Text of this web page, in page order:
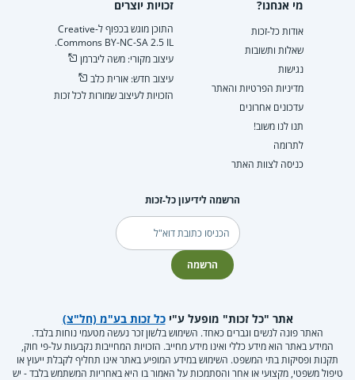
מי אנחנו?
אודות כל-זכות
שאלות ותשובות
נגישות
מדיניות הפרטיות והאתר
עדכונים אחרונים
תנו לנו משוב!
לתרומה
כניסה לצוות האתר
זכויות יוצרים
התוכן מוגש בכפוף ל-Creative
Commons BY-NC-SA 2.5 IL.
עיצוב מקורי: משה ליברמן
עיצוב חדש: אורית כלב
הזכויות לעיצוב שמורות לכל זכות
הרשמה לידיעון כל-זכות
דוא"ל
הרשמה
אתר "כל זכות" מופעל ע"יכל זכות בע"מ (חל"צ)
האתר פונה לנשים וגברים כאחד. השימוש בלשון זכר נעשה מטעמי נוחות בלבד.
המידע באתר הוא מידע כללי ואינו מידע מחייב. הזכויות המחייבות נקבעות על-פי חוק,
תקנות ופסיקות בתי המשפט. השימוש במידע המופיע באתר אינו תחליף לקבלת ייעוץ או
טיפול משפטי, מקצועי או אחר והסתמכות על האמור בו היא באחריות המשתמש בלבד - יש